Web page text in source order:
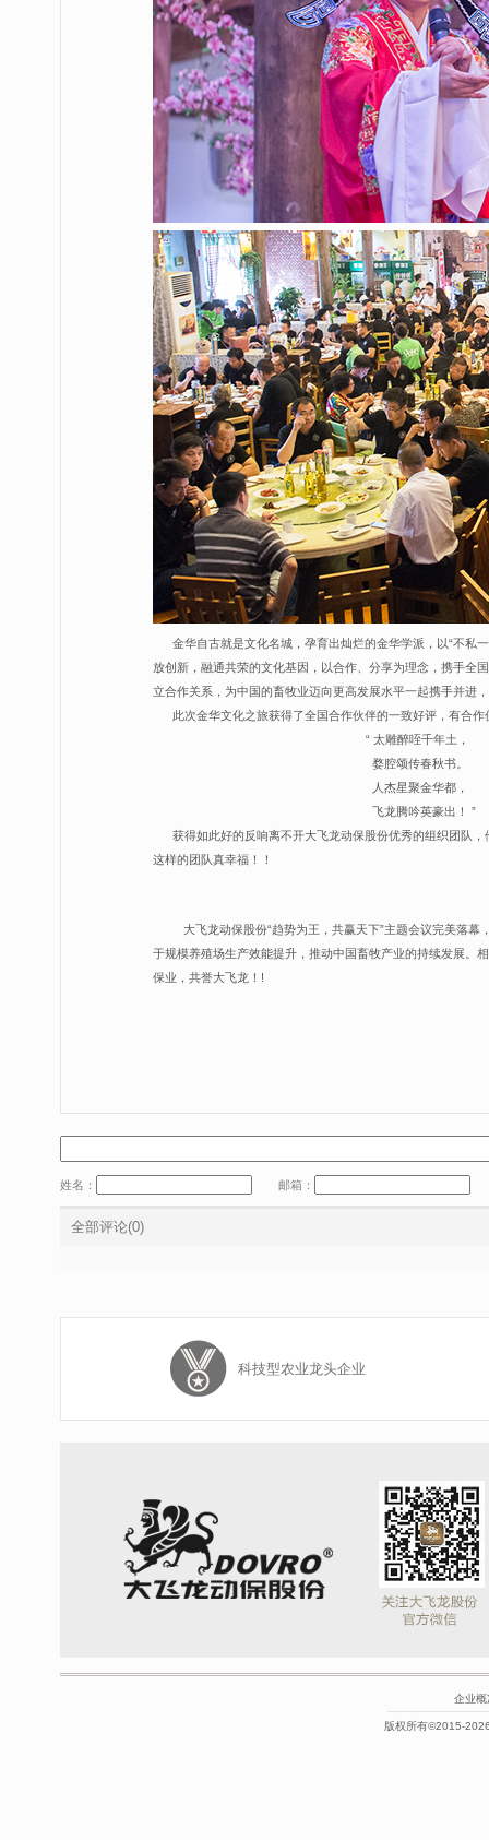
金华自古就是文化名城，孕育出灿烂的金华学派，以“不私
放创新，融通共荣的文化基因，以合作、分享为理念，携手全
立合作关系，为中国的畜牧业迈向更高发展水平一起携手并进
此次金华文化之旅获得了全国合作伙伴的一致好评，有合作
“ 太雕醉咥千年土，
婺腔颂传春秋书。
人杰星聚金华都，
飞龙腾吟英豪出！ ”
获得如此好的反响离不开大飞龙动保股份优秀的组织团队，
这样的团队真幸福！！
大飞龙动保股份“趋势为王，共赢天下”主题会议完美落
于规模养殖场生产效能提升，推动中国畜牧产业的持续发展。
保业，共誉大飞龙！!
姓名： 邮箱：
全部评论(0)
科技型农业龙头企业
企业概
版权所有©2015-